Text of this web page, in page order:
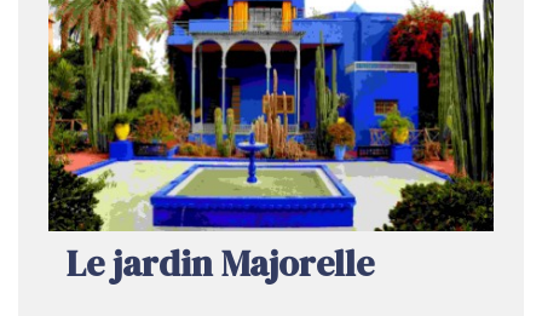
Le jardin Majorelle